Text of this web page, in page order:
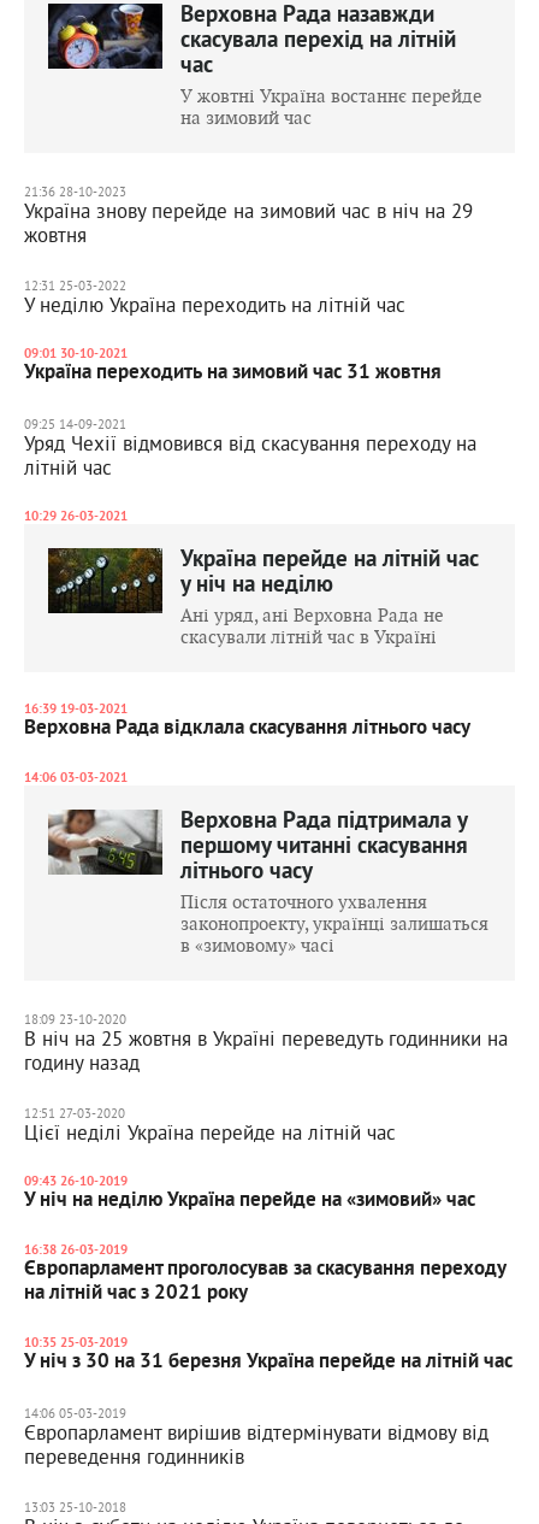
Верховна Рада назавжди
скасувала перехід на літній
час
У жовтні Україна востаннє перейде
на зимовий час
21:36 28-10-2023
Україна знову перейде на зимовий час в ніч на 29
жовтня
12:31 25-03-2022
У неділю Україна переходить на літній час
09:01 30-10-2021
Україна переходить на зимовий час 31 жовтня
09:25 14-09-2021
Уряд Чехії відмовився від скасування переходу на
літній час
10:29 26-03-2021
Україна перейде на літній час
у ніч на неділю
Ані уряд, ані Верховна Рада не
скасували літній час в Україні
16:39 19-03-2021
Верховна Рада відклала скасування літнього часу
14:06 03-03-2021
Верховна Рада підтримала у
першому читанні скасування
літнього часу
Після остаточного ухвалення
законопроекту, українці залишаться
в «зимовому» часі
18:09 23-10-2020
В ніч на 25 жовтня в Україні переведуть годинники на
годину назад
12:51 27-03-2020
Цієї неділі Україна перейде на літній час
09:43 26-10-2019
У ніч на неділю Україна перейде на «зимовий» час
16:38 26-03-2019
Європарламент проголосував за скасування переходу
на літній час з 2021 року
10:35 25-03-2019
У ніч з 30 на 31 березня Україна перейде на літній час
14:06 05-03-2019
Європарламент вирішив відтермінувати відмову від
переведення годинників
13:03 25-10-2018